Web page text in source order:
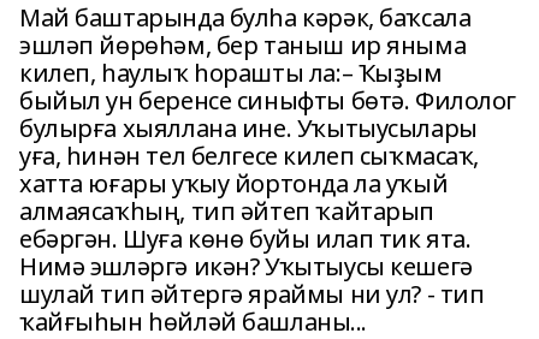
Май баштарында булһа кәрәк, баҡсала
эшләп йөрөһәм, бер таныш ир яныма
килеп, һаулыҡ һорашты ла:– Ҡыҙым
быйыл ун беренсе синыфты бөтә. Филолог
булырға хыяллана ине. Уҡытыусылары
уға, һинән тел белгесе килеп сыҡмасаҡ,
хатта юғары уҡыу йортонда ла уҡый
алмаясаҡһың, тип әйтеп ҡайтарып
ебәргән. Шуға көнө буйы илап тик ята.
Нимә эшләргә икән? Уҡытыусы кешегә
шулай тип әйтергә яраймы ни ул? - тип
ҡайғыһын һөйләй башланы...